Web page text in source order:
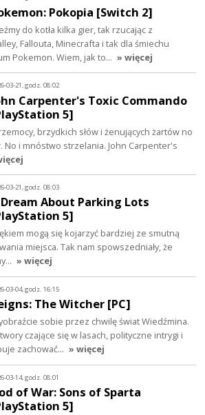
Pokopia [Switch 2]
do kotła kilka gier, tak rzucając z
Fallouta, Minecrafta i tak dla śmiechu
Pokemon. Wiem, jak to… » więcej
03-21, godz. 08:02
Carpenter's Toxic Commando
5]
brzydkich słów i żenujących żartów no
No i mnóstwo strzelania. John Carpenter's
03-21, godz. 08:03
About Parking Lots
5]
mogą się kojarzyć bardziej ze smutną
miejsca. Tak nam spowszedniały, że
» więcej
03-04, godz. 16:15
The Witcher [PC]
sobie przez chwilę świat Wiedźmina.
czające się w lasach, polityczne intrygi i
zachować… » więcej
03-14, godz. 08:01
of War: Sons of Sparta
5]